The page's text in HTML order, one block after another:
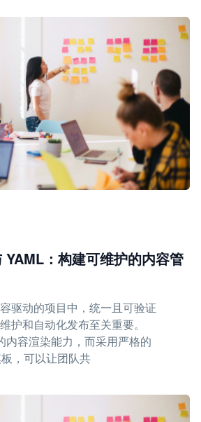
：构建可维护的内容管
驱动的项目中，统一且可验证
护和自动化发布至关重要。
内容渲染能力，而采用严格的
，可以让团队共